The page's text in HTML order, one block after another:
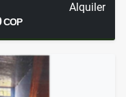
Alquiler
COP